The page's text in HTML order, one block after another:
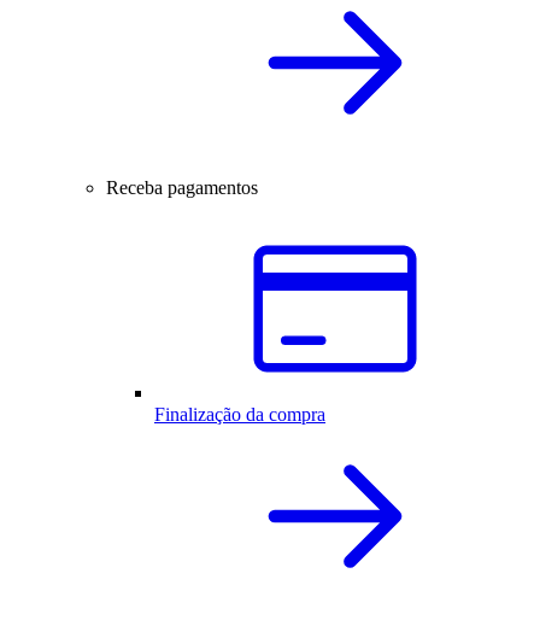
Receba pagamentos
Finalização da compra